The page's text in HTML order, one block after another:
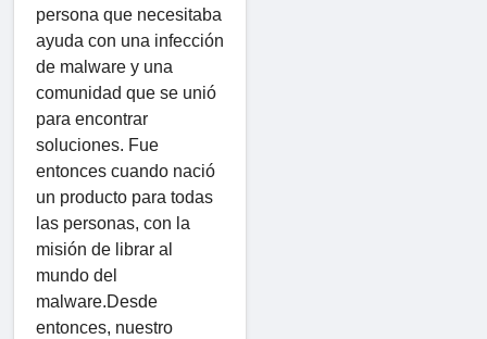
persona que necesitaba
ayuda con una infección
de malware y una
comunidad que se unió
para encontrar
soluciones. Fue
entonces cuando nació
un producto para todas
las personas, con la
misión de librar al
mundo del
malware.Desde
entonces, nuestro